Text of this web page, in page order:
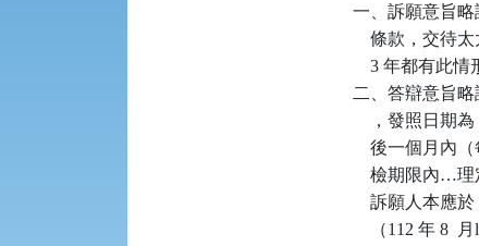
一、訴願意旨
條款，交待
3 年都有此
二、答辯意旨略
，發照日期
後一個月內
檢期限內…
訴願人本應
（112 年 8